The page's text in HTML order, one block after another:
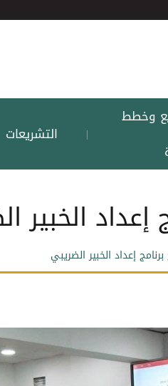
وخطط
| التشريعات
الخبير
إعداد الخبير الضريبي